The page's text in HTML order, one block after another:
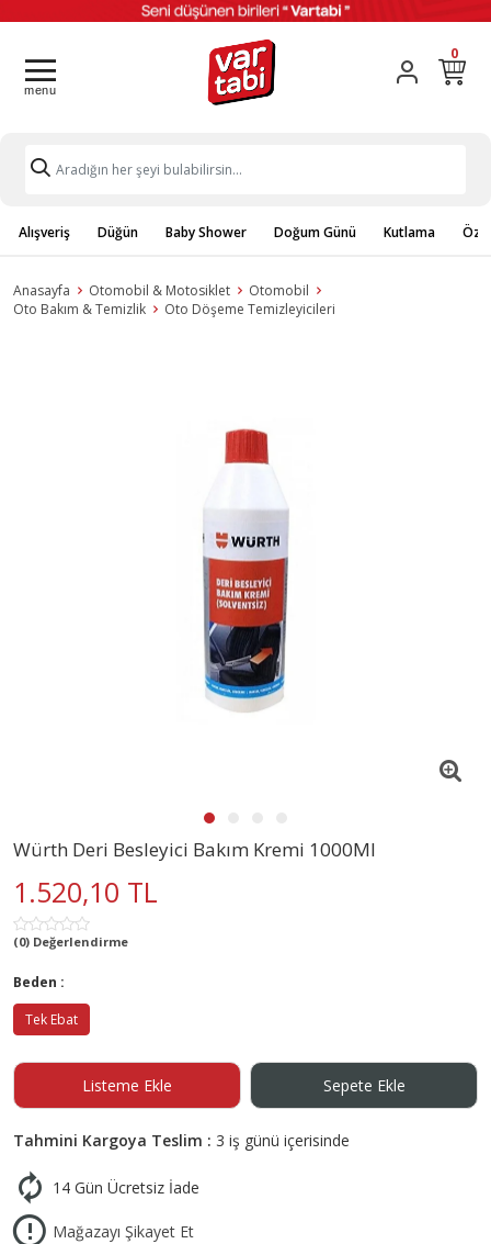
0
Alışveriş Düğün Baby Shower Doğum Günü Kutlama
Anasayfa Otomobil & Motosiklet
Otomobil
Oto Bakım & Temizlik
Oto Döşeme Temizleyicileri
Würth Deri Besleyici Bakım Kremi 1000Ml
1.520,10 TL
(0) Değerlendirme
Beden :
Tek Ebat
Listeme Ekle Sepete Ekle
Tahmini Kargoya Teslim : 3 iş günü içerisinde
14 Gün Ücretsiz İade
Mağazayı Şikayet Et